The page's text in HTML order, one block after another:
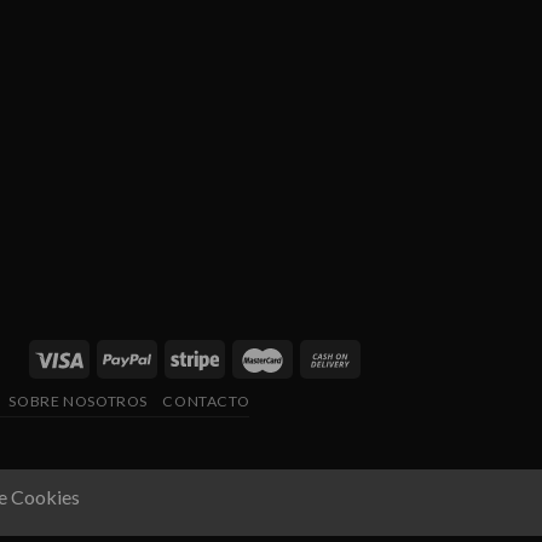
SOBRE NOSOTROS CONTACTO
Cookies